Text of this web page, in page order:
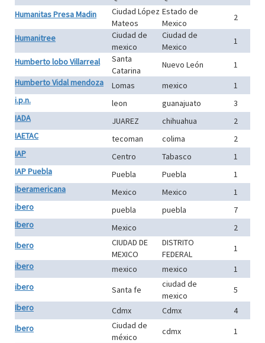
Humanitas Presa Madin
Ciudad López
Mateos
Estado de
Mexico
2
Humanitree
Ciudad de
mexico
Ciudad de
Mexico
1
Humberto lobo Villarreal
Santa
Catarina
Nuevo León
1
Humberto Vidal mendoza
Lomas mexico
1
i.p.n.
leon guanajuato
3
IADA
JUAREZ chihuahua
2
IAETAC
tecoman colima
2
IAP
Centro Tabasco
1
IAP Puebla
Puebla Puebla
1
Iberamericana
Mexico Mexico
1
ibero
puebla puebla
7
Ibero
Mexico
2
Ibero
CIUDAD DE
MEXICO
DISTRITO
FEDERAL
1
ibero
mexico mexico
1
ibero
Santa fe
ciudad de
mexico
5
Ibero
Cdmx Cdmx
4
Ibero
Ciudad de
méxico
cdmx
1